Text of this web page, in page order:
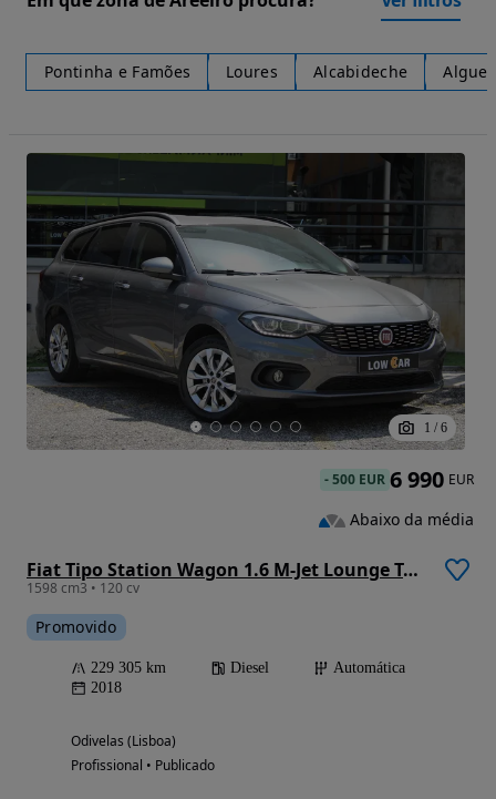
Pontinha e Famões Loures Alcabideche
1 / 6
Fiat Tipo Station Wagon 1.6 M-Jet Lounge Tech J17 DCT
1598 cm3 • 120 cv
Promovido
229 305 km Diesel
Automática
2018
Odivelas (Lisboa)
Profissional • Publicado
-500 EUR 6 990 EUR
Abaixo da média